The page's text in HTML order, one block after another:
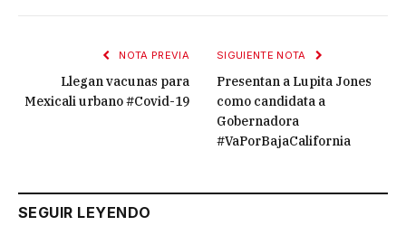
NOTA PREVIA
Llegan vacunas para
Mexicali urbano #Covid-19
SIGUIENTE NOTA
Presentan a Lupita Jones
como candidata a
Gobernadora
#VaPorBajaCalifornia
SEGUIR LEYENDO